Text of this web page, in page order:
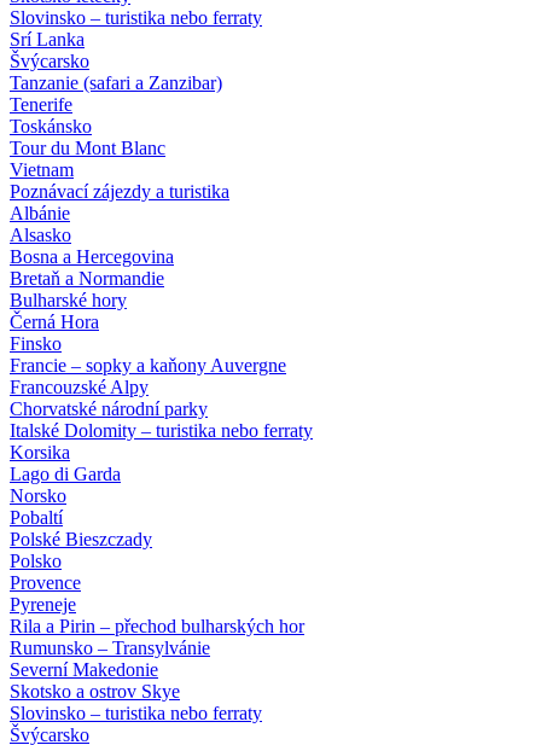
Slovinsko – turistika nebo ferraty
Srí Lanka
Švýcarsko
Tanzanie (safari a Zanzibar)
Tenerife
Toskánsko
Tour du Mont Blanc
Vietnam
Poznávací zájezdy a turistika
Albánie
Alsasko
Bosna a Hercegovina
Bretaň a Normandie
Bulharské hory
Černá Hora
Finsko
Francie – sopky a kaňony Auvergne
Francouzské Alpy
Chorvatské národní parky
Italské Dolomity – turistika nebo ferraty
Korsika
Lago di Garda
Norsko
Pobaltí
Polské Bieszczady
Polsko
Provence
Pyreneje
Rila a Pirin – přechod bulharských hor
Rumunsko – Transylvánie
Severní Makedonie
Skotsko a ostrov Skye
Slovinsko – turistika nebo ferraty
Švýcarsko